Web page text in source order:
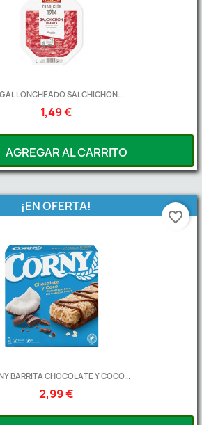
LONCHEADO SALCHICHON...
1,49 €
AGREGAR AL CARRITO
BARRITA CHOCOLATE Y COCO...
2,99 €
¡EN OFERTA!
favorite_border